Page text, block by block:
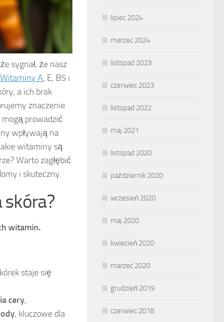
sygnał, że nasz
Witaminy A, E, B5 i
a ich brak
znaczenie
prowadzić
wpływają na
witaminy są
Warto zagłębić
i skuteczny.
skóra?
witamin.
staje się
cery,
, kluczowe dla
lipiec 2024
marzec 2024
listopad 2023
czerwiec 2023
listopad 2022
maj 2021
listopad 2020
październik 2020
wrzesień 2020
maj 2020
kwiecień 2020
marzec 2020
grudzień 2019
czerwiec 2018